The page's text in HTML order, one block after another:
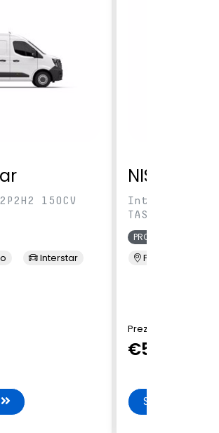
150CV
Interstar
NISSAN
IntVAN TEKNA
TAS - 00
PRONTA CONSEGNA
Presso Terzi
Prezzo di Listino
€51.438
SCHEDA